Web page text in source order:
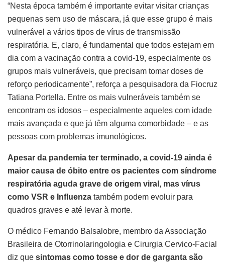
“Nesta época também é importante evitar visitar crianças
pequenas sem uso de máscara, já que esse grupo é mais
vulnerável a vários tipos de vírus de transmissão
respiratória. E, claro, é fundamental que todos estejam em
dia com a vacinação contra a covid-19, especialmente os
grupos mais vulneráveis, que precisam tomar doses de
reforço periodicamente”, reforça a pesquisadora da Fiocruz
Tatiana Portella. Entre os mais vulneráveis também se
encontram os idosos – especialmente aqueles com idade
mais avançada e que já têm alguma comorbidade – e as
pessoas com problemas imunológicos.
Apesar da pandemia ter terminado, a covid-19 ainda é
maior causa de óbito entre os pacientes com síndrome
respiratória aguda grave de origem viral, mas vírus
como VSR e Influenza também podem evoluir para
quadros graves e até levar à morte.
O médico Fernando Balsalobre, membro da Associação
Brasileira de Otorrinolaringologia e Cirurgia Cervico-Facial
diz que sintomas como tosse e dor de garganta são